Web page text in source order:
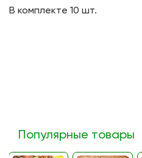
В комплекте 10 шт.
Популярные товары